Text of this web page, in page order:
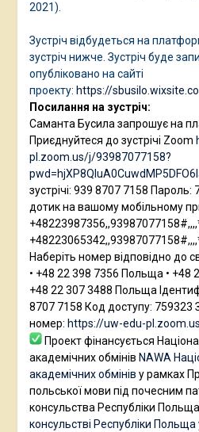
2021).
Зустріч відбудеться на
зустріч нижче. Зустріч буде
опубліковано на сайті
проекту: https://
Посилання на зустріч:
Саманта Бусила запрошує на
Приєднуйтеся до зустрічі Zoom
pl.zoom.us/j/93987077158?
зустрічі: 939 8707 7158
дотик на вашому мобільному
Наберіть номер відповідно до
• +48 22 398 7356 Польща • +48
+48 22 307 3488 Польща
8707 7158 Код доступу: 759323
номер: https://uw-edu-
Проект фінансується
академічних обмінів NAWA
академічних обмінів у рамках
польської мови під почесним
консульства Республіки
консульстві Республіки